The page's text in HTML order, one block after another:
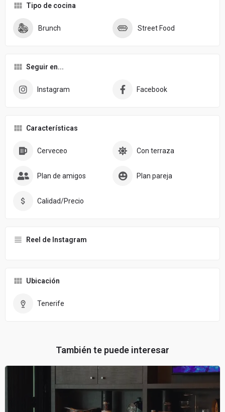
Tipo de cocina
Brunch Street Food
Seguir en...
Instagram Facebook
Características
Cerveceo Con terraza
Plan de amigos Plan pareja
Calidad/Precio
Reel de Instagram
Ubicación
Tenerife
También te puede interesar